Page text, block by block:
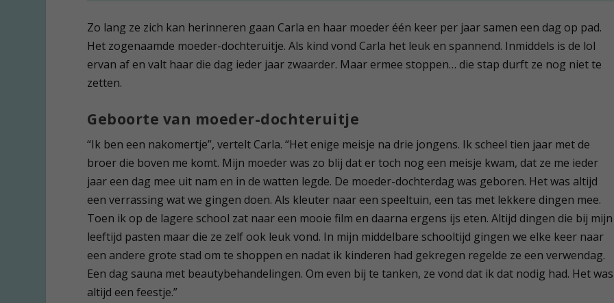
Zo lang ze zich kan herinneren gaan Carla en haar moeder één keer per jaar samen een dag op pad.
Het zogenaamde moeder-dochteruitje. Als kind vond Carla het leuk en spannend. Inmiddels is de lol
ervan af en valt haar die dag ieder jaar zwaarder. Maar ermee stoppen… die stap durft ze nog niet te
zetten.
Geboorte van moeder-dochteruitje
“Ik ben een nakomertje”, vertelt Carla. “Het enige meisje na drie jongens. Ik scheel tien jaar met de
broer die boven me komt. Mijn moeder was zo blij dat er toch nog een meisje kwam, dat ze me ieder
jaar een dag mee uit nam en in de watten legde. De moeder-dochterdag was geboren. Het was altijd
een verrassing wat we gingen doen. Als kleuter naar een speeltuin, een tas met lekkere dingen mee.
Toen ik op de lagere school zat naar een mooie film en daarna ergens ijs eten. Altijd dingen die bij mijn
leeftijd pasten maar die ze zelf ook leuk vond. In mijn middelbare schooltijd gingen we elke keer naar
een andere grote stad om te shoppen en nadat ik kinderen had gekregen regelde ze een verwendag.
Een dag sauna met beautybehandelingen. Om even bij te tanken, ze vond dat ik dat nodig had. Het was
altijd een feestje.”